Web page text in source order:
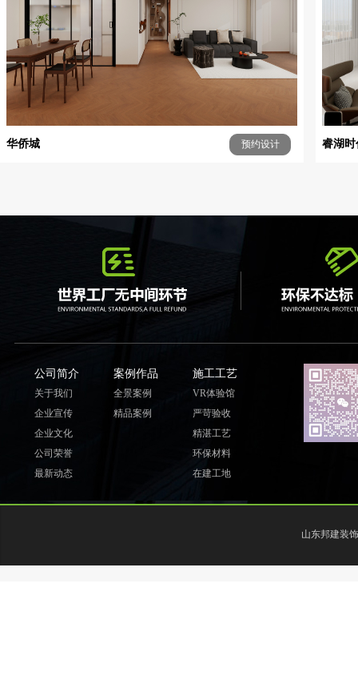
华侨城 预约设计 睿湖时
公司简介
关于我们
企业宣传
企业文化
公司荣誉
最新动态
案例作品
全景案例
精品案例
施工工艺
VR体验馆
严苛验收
精湛工艺
环保材料
在建工地
山东邦建装